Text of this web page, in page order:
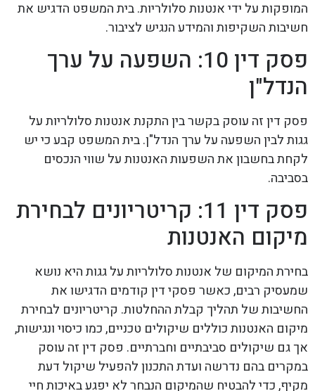
המופקות על ידי אנטנות סלולריות. בית המשפט הדגיש את
חשיבות השקיפות והמידע הנגיש לציבור.
פסק דין 10: השפעה על ערך
הנדל"ן
פסק דין זה עוסק בקשר בין התקנת אנטנות סלולריות על
גגות לבין השפעה על ערך הנדל"ן. בית המשפט קבע כי יש
לקחת בחשבון את השפעות האנטנות על שווי הנכסים
בסביבה.
פסק דין 11: קריטריונים לבחירת
מיקום האנטנות
בחירת המיקום של אנטנות סלולריות על גגות היא נושא
שמעסיק רבים, כאשר פסקי דין קודמים הדגישו את
החשיבות של תהליך קבלת ההחלטות. קריטריונים לבחירת
מיקום האנטנות כוללים שיקולים טכניים, כמו כיסוי ונגישות,
אך גם שיקולים סביבתיים וחברתיים. פסק דין זה עוסק
במקרים בהם נדרשה ועדת התכנון להפעיל שיקול דעת
מקיף, כדי להבטיח שהמיקום הנבחר לא יפגע באיכות חיי